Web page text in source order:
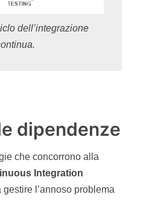
dell’integrazione
dipendenze
che concorrono alla
Integration
l’annoso problema